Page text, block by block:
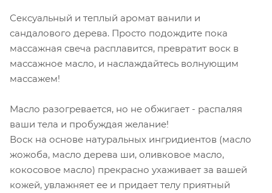
Сексуальный и теплый аромат ванили и
сандалового дерева. Просто подождите пока
массажная свеча расплавится, превратит воск в
массажное масло, и наслаждайтесь волнующим
массажем!
Масло разогревается, но не обжигает - распаляя
ваши тела и пробуждая желание!
Воск на основе натуральных ингридиентов (масло
жожоба, масло дерева ши, оливковое масло,
кокосовое масло) прекрасно ухаживает за вашей
кожей, увлажняет ее и придает телу приятный